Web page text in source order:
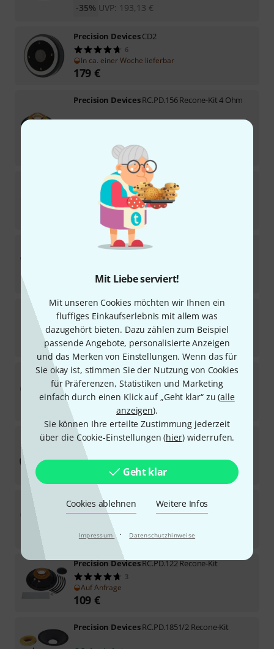
Mit Liebe serviert!
Mit unseren Cookies möchten wir Ihnen ein
fluffiges Einkaufserlebnis mit allem was
dazugehört bieten. Dazu zählen zum Beispiel
passende Angebote, personalisierte Anzeigen
und das Merken von Einstellungen. Wenn das für
Sie okay ist, stimmen Sie der Nutzung von Cookies
für Präferenzen, Statistiken und Marketing
einfach durch einen Klick auf „Geht klar“ zu (alle
anzeigen).
Sie können Ihre erteilte Zustimmung jederzeit
über die Cookie-Einstellungen (hier) widerrufen.
Geht klar
Cookies ablehnen Weitere Infos
Impressum · Datenschutzhinweise
UVP: 193,13 €
-35%
Precision DevicesCD2
6
In ca. einer Woche lieferbar
179 €
Precision DevicesRC.PD.156 Recone-Kit 4 Ohm
UVP:
Precision DevicesRC.PD.1850/2 Recone-Kit
1
Sofort lieferbar
Precision DevicesPD.121/2 8 Ohm
€
Precision DevicesRC.PD.156 Recone-Kit 8 Ohm
2
Auf Anfrage
159 €
Precision DevicesRC.PD.154C001 Recone-Kit
2
In ca. einer Woche lieferbar
Precision DevicesRC.PD.186/2 Recone-Kit
Auf Anfrage
Precision Devices RC.PD.1850/3 Recone-Kit
Sofort lieferbar
195€
Precision DevicesRC.PD.122 Recone-Kit
3
Auf Anfrage
109 €
Precision DevicesRC.PD.1851/2 Recone-Kit